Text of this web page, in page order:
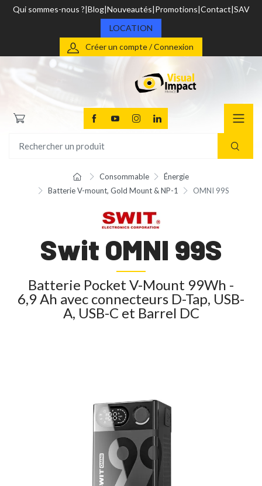
Qui sommes-nous ? Blog Nouveautés Promotions Contact SAV
LOCATION
Créer un compte / Connexion
Consommable
Énergie
Batterie V-mount, Gold Mount & NP-1
OMNI 99S
Swit OMNI 99S
Batterie Pocket V-Mount 99Wh -
6,9 Ah avec connecteurs D-Tap, USB-
A, USB-C et Barrel DC